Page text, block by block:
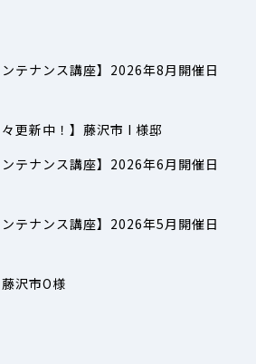
ンテナンス講座】2026年8月開催日
々更新中！】藤沢市 I 様邸
ンテナンス講座】2026年6月開催日
ンテナンス講座】2026年5月開催日
沢市O様